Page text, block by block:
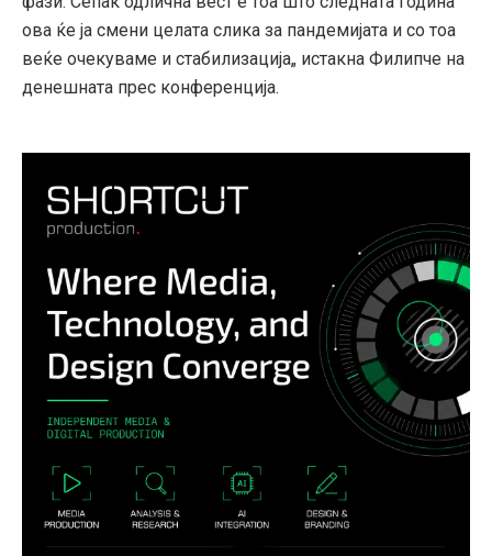
ова ќе ја смени целата слика за пандемијата и со тоа
веќе очекуваме и стабилизација„ истакна Филипче на
денешната прес конференција.